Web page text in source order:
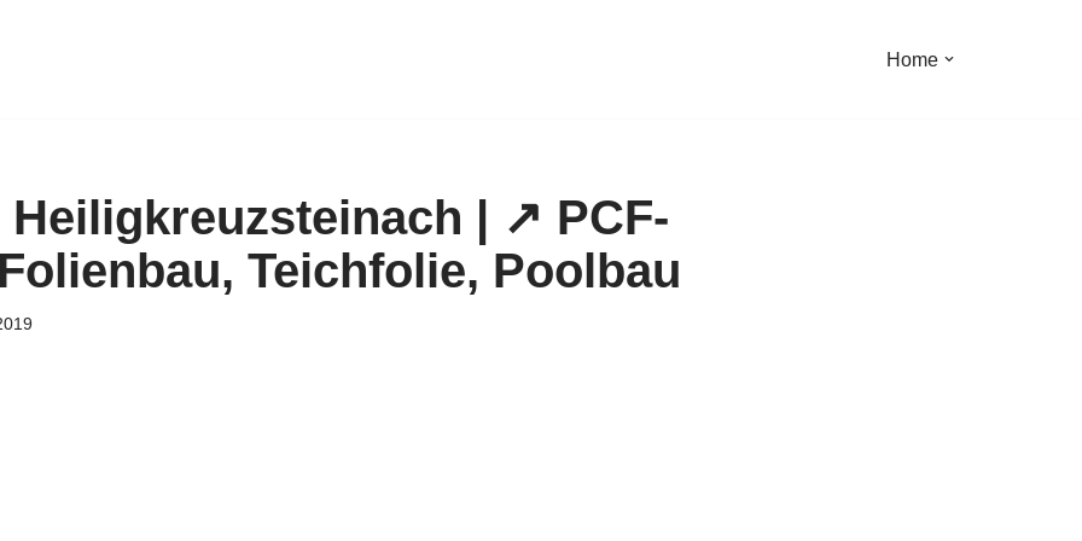
Home
Heiligkreuzsteinach | ↗️ PCF-
Teichfolie, Poolbau